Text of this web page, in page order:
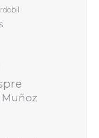
Muñoz